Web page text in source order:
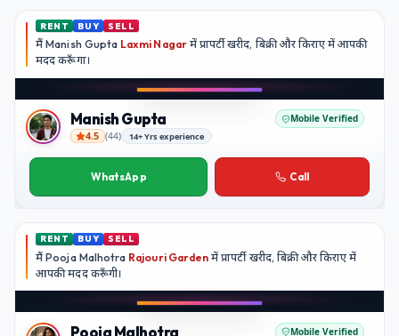
RENT BUY SELL
मैंManish Gupta Laxmi Nagarमें प्रापर्टी खरीद, बिक्री और किराए में आपकी
मददकरूँगा।
Manish Gupta
Manish Gupta Mobile Verified
4.5 (44) 14+ Yrs experience
WhatsApp Call
RENT BUY SELL
मैंPooja Malhotra Rajouri Garden में प्रापर्टी खरीद, बिक्री और किराए में
आपकी मदद करूँगी।
Pooja Malhotra Mobile Verified